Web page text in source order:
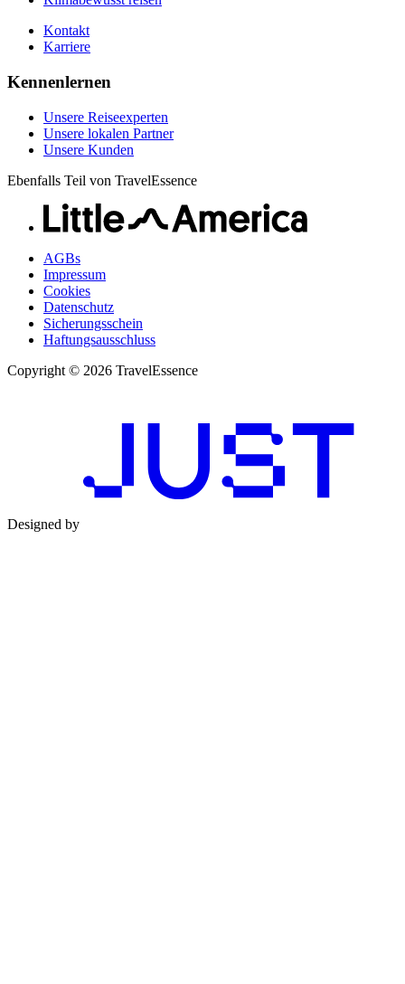
Kontakt
Karriere
Kennenlernen
Unsere Reiseexperten
Unsere lokalen Partner
Unsere Kunden
Ebenfalls Teil von TravelEssence
AGBs
Impressum
Cookies
Datenschutz
Sicherungsschein
Haftungsausschluss
Copyright © 2026 TravelEssence
Designed by